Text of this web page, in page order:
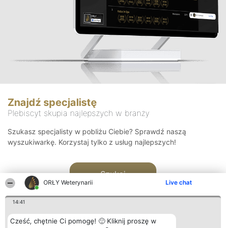
ORŁY Weterynarii Live chat
14:41
Cześć, chętnie Ci pomogę! 🙂 Kliknij proszę w
Znajdź specjalistę
Plebiscyt skupia najlepszych w branży
Szukasz specjalisty w pobliżu Ciebie? Sprawdź naszą
wyszukiwarkę. Korzystaj tylko z usług najlepszych!
Szukaj